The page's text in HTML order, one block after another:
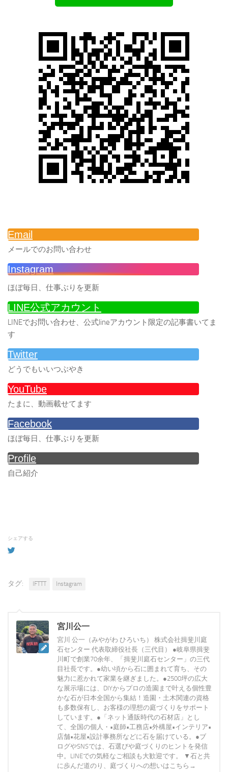
Email
メールでのお問い合わせ
Instagram
ほぼ毎日、仕事ぶりを更新
LINE公式アカウント
LINEでお問い合わせ、公式lineアカウント限定の記事書いてま
す
Twitter
どうでもいいつぶやき
YouTube
たまに、動画載せてます
Facebook
ほぼ毎日、仕事ぶりを更新
Profile
自己紹介
シェアする
タグ: IFTTT Instagram
宮川公一
宮川 公一（みやがわ ひろいち） 株式会社揖斐川庭
石センター 代表取締役社長（三代目） ●岐阜県揖斐
川町で創業70余年、「揖斐川庭石センター」の三代
目社長です。●幼い頃から石に囲まれて育ち、その
魅力に惹かれて家業を継ぎました。●2500坪の広大
な展示場には、DIYからプロの造園まで叶える個性豊
かな石が日本全国から集結！造園・土木関連の資格
も多数保有し、お客様の理想の庭づくりをサポート
しています。●「ネット通販時代の石材店」とし
て、全国の個人・•庭師•工務店•外構屋•インテリア•
店舗•花屋•設計事務所などに石を届けている。●ブ
ログやSNSでは、石選びや庭づくりのヒントを発信
中。LINEでの気軽なご相談も大歓迎です。 ▼石と共
に歩んだ道のり、庭づくりへの想いはこちら→